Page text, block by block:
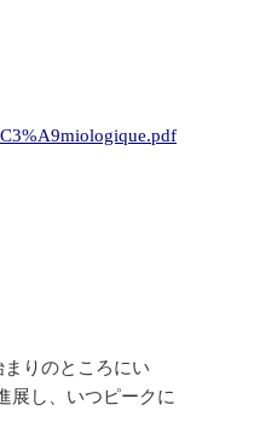
りのところにい
展し、いつピークに